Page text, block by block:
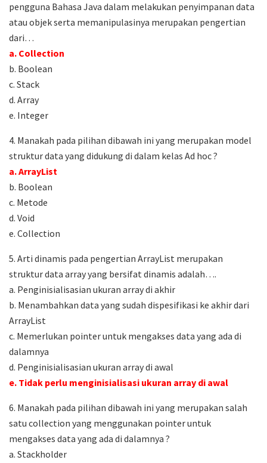
pengguna Bahasa Java dalam melakukan penyimpanan data
atau objek serta memanipulasinya merupakan pengertian
dari…
a. Collection
b. Boolean
c. Stack
d. Array
e. Integer
4. Manakah pada pilihan dibawah ini yang merupakan model
struktur data yang didukung di dalam kelas Ad hoc ?
a. ArrayList
b. Boolean
c. Metode
d. Void
e. Collection
5. Arti dinamis pada pengertian ArrayList merupakan
struktur data array yang bersifat dinamis adalah….
a. Penginisialisasian ukuran array di akhir
b. Menambahkan data yang sudah dispesifikasi ke akhir dari
ArrayList
c. Memerlukan pointer untuk mengakses data yang ada di
dalamnya
d. Penginisialisasian ukuran array di awal
e. Tidak perlu menginisialisasi ukuran array di awal
6. Manakah pada pilihan dibawah ini yang merupakan salah
satu collection yang menggunakan pointer untuk
mengakses data yang ada di dalamnya ?
a. Stackholder